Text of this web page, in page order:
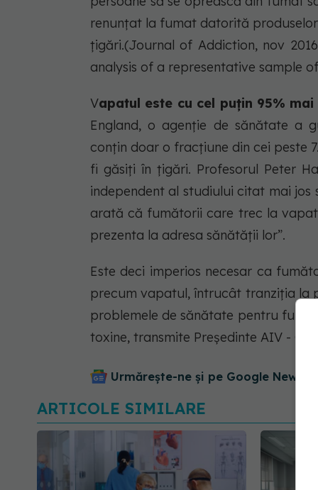
renunțat la fumat datorită
țigări.(Journal of Addiction, nov
analysis of a representative sample
Vapatul este cu cel puțin 95%
England, o agenție de sănătate a
conțin doar o fracțiune din cei peste
fi găsiți în țigări. Profesorul Peter
independent al studiului citat mai jos
arată că fumătorii care trec la
prezenta la adresa sănătății lor”.
Este deci imperios necesar ca
precum vapatul, întrucât tranziția la
problemele de sănătate pentru
toxine, transmite Președinte AIV -
Urmărește-ne și pe Google News -
ARTICOLE SIMILARE